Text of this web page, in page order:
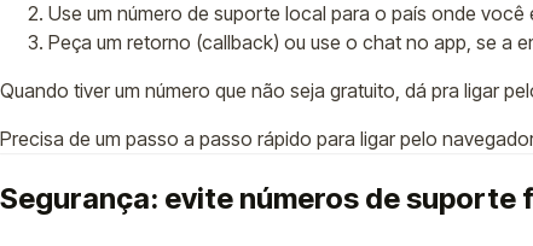
Use um número de suporte local para o país onde
Peça um retorno (callback) ou use o chat no app, se a
Quando tiver um número que não seja gratuito, dá pra ligar
Precisa de um passo a passo rápido para ligar pelo
Segurança: evite números de suporte